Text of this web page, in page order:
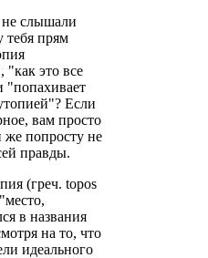
слышали
тебя прям
"как это все
"попахивает
Если
вам просто
же попросту не
правды.
(греч. topos
в названия
на то, что
идеального